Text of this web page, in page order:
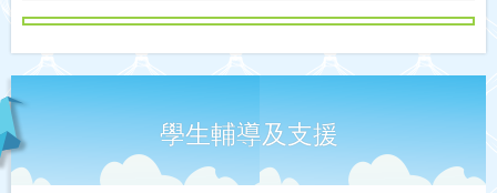
學生輔導及支援